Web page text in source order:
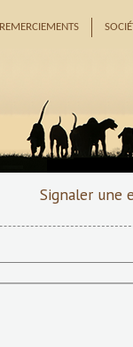
REMERCIEMENTS
Signaler une